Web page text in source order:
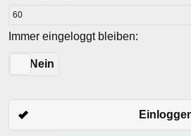
Immer eingeloggt bleiben:
Nein